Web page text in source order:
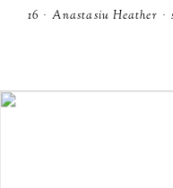
16 · Anastasiu Heather ·